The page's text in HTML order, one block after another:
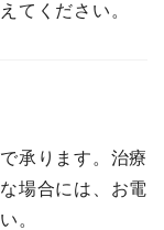
てください。
承ります。治療
場合には、お電
。